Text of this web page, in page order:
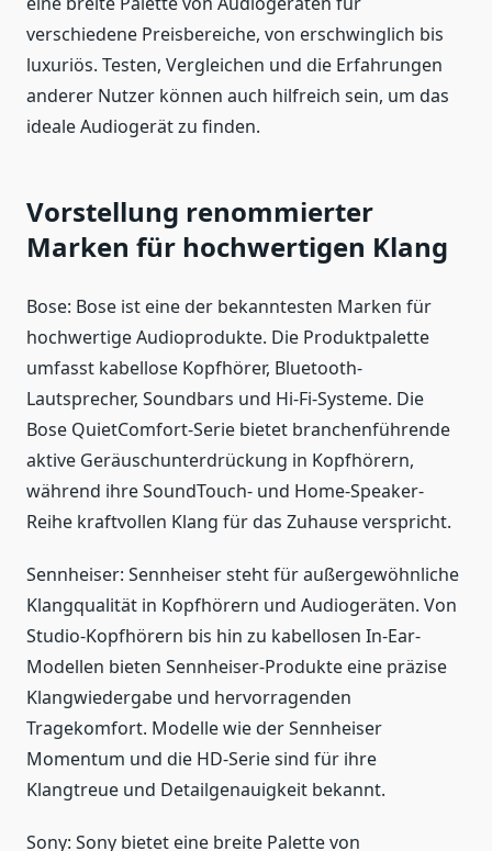
verschiedene Preisbereiche, von erschwinglich bis
luxuriös. Testen, Vergleichen und die Erfahrungen
anderer Nutzer können auch hilfreich sein, um das
ideale Audiogerät zu finden.
Vorstellung renommierter
Marken für hochwertigen Klang
Bose: Bose ist eine der bekanntesten Marken für
hochwertige Audioprodukte. Die Produktpalette
umfasst kabellose Kopfhörer, Bluetooth-
Lautsprecher, Soundbars und Hi-Fi-Systeme. Die
Bose QuietComfort-Serie bietet branchenführende
aktive Geräuschunterdrückung in Kopfhörern,
während ihre SoundTouch- und Home-Speaker-
Reihe kraftvollen Klang für das Zuhause verspricht.
Sennheiser: Sennheiser steht für außergewöhnliche
Klangqualität in Kopfhörern und Audiogeräten. Von
Studio-Kopfhörern bis hin zu kabellosen In-Ear-
Modellen bieten Sennheiser-Produkte eine präzise
Klangwiedergabe und hervorragenden
Tragekomfort. Modelle wie der Sennheiser
Momentum und die HD-Serie sind für ihre
Klangtreue und Detailgenauigkeit bekannt.
Sony: Sony bietet eine breite Palette von